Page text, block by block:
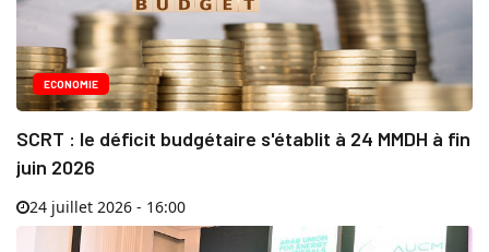
ECONOMIE
SCRT : le déficit budgétaire s'établit à 24 MMDH à fin
juin 2026
24 juillet 2026 - 16:00